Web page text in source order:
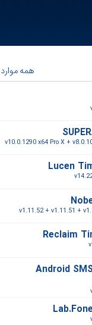
همه موارد
v10.0.1290 x64 Pro X +
Lucen
v1.11.52 + v1.11.51 +
Reclaim
Android